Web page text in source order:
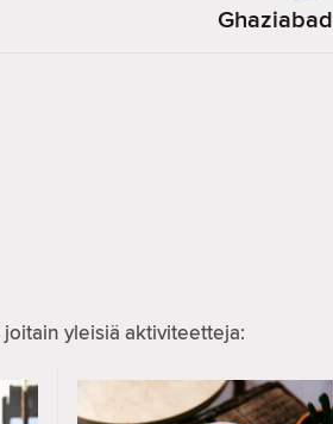
Ghaziabad
yleisiä aktiviteetteja: